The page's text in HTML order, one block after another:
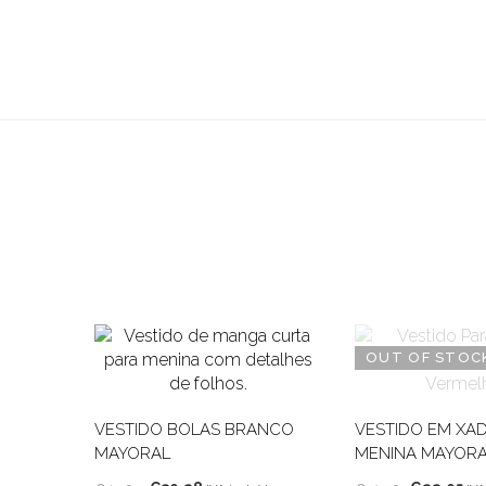
VESTIDO BOLAS BRANCO
MAYORAL
OUT OF
VESTIDO EM
MENINA